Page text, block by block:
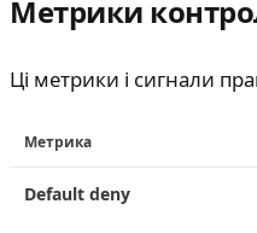
Метрики
Ці метрики і сигнали
Метрика
Default deny